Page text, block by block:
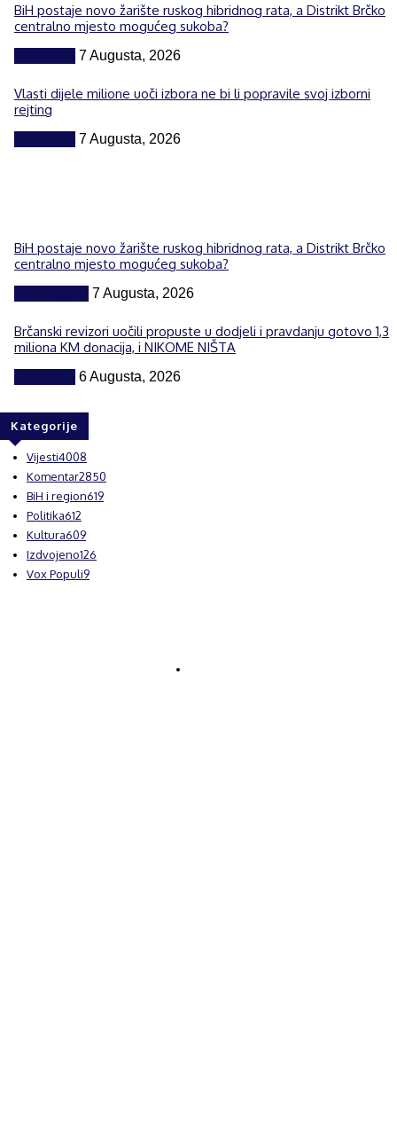
BiH postaje novo žarište ruskog hibridnog rata, a Distrikt Brčko
centralno mjesto mogućeg sukoba?
7 Augusta, 2026
Vlasti dijele milione uoči izbora ne bi li popravile svoj izborni
rejting
7 Augusta, 2026
BiH postaje novo žarište ruskog hibridnog rata, a Distrikt Brčko
centralno mjesto mogućeg sukoba?
7 Augusta, 2026
Brčanski revizori uočili propuste u dodjeli i pravdanju gotovo 1,3
miliona KM donacija, i NIKOME NIŠTA
6 Augusta, 2026
Kategorije
Vijesti4008
Komentar2850
BiH i region619
Politika612
Kultura609
Izdvojeno126
Vox Populi9